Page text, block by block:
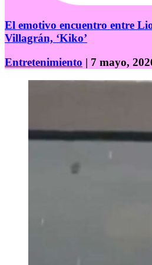
El emotivo encuentro entre
Villagrán, ‘Kiko’
Entretenimiento | 7 mayo,